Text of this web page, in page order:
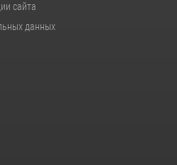
сайта
данных